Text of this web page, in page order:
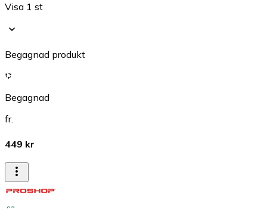
Visa 1 st
Begagnad produkt
Begagnad
fr.
449 kr